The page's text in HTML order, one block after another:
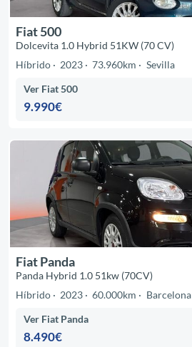
Fiat 500
Dolcevita 1.0 Hybrid 51KW (70 CV)
Híbrido
2023 73.960km Sevilla
Ver Fiat 500
9.990€
Fiat Panda
Panda Hybrid 1.0 51kw (70CV)
Híbrido
2023 60.000km Barcelona
Ver Fiat Panda
8.490€